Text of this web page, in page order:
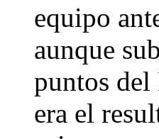
equipo
aunque
puntos
era el